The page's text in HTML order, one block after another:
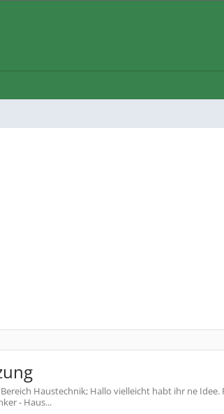
Haustechnik; Hallo vielleicht habt ihr ne Idee.
- Haus...